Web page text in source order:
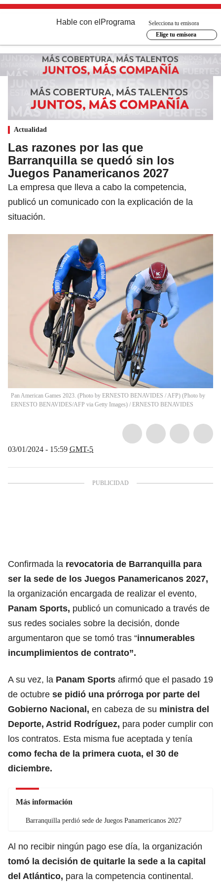
Hable con el Programa
Selecciona tu emisora
Elige tu emisora
Actualidad
Las razones por las que
Barranquilla se quedó sin los
Juegos Panamericanos 2027
La empresa que lleva a cabo la competencia,
publicó un comunicado con la explicación de la
situación.
Pan American Games 2023. (Photo by ERNESTO BENAVIDES / AFP) (Photo by
ERNESTO BENAVIDES/AFP via Getty Images) / ERNESTO BENAVIDES
03/01/2024 - 15:59 GMT-5
Confirmada la revocatoria de Barranquilla para
ser la sede de los Juegos Panamericanos 2027,
la organización encargada de realizar el evento,
Panam Sports, publicó un comunicado a través de
sus redes sociales sobre la decisión, donde
argumentaron que se tomó tras “innumerables
incumplimientos de contrato”.
A su vez, la Panam Sports afirmó que el pasado 19
de octubre se pidió una prórroga por parte del
Gobierno Nacional, en cabeza de su ministra del
Deporte, Astrid Rodríguez, para poder cumplir con
los contratos. Esta misma fue aceptada y tenía
como fecha de la primera cuota, el 30 de
diciembre.
Más información
Barranquilla perdió sede de Juegos Panamericanos 2027
Al no recibir ningún pago ese día, la organización
tomó la decisión de quitarle la sede a la capital
del Atlántico, para la competencia continental.